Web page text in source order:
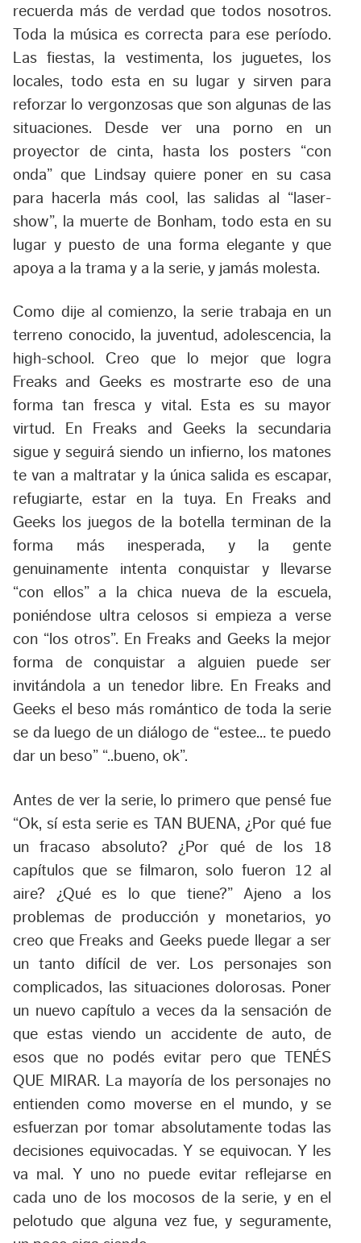
recuerda más de verdad que todos nosotros.
Toda la música es correcta para ese período.
Las fiestas, la vestimenta, los juguetes, los
locales, todo esta en su lugar y sirven para
reforzar lo vergonzosas que son algunas de las
situaciones. Desde ver una porno en un
proyector de cinta, hasta los posters “con
onda” que Lindsay quiere poner en su casa
para hacerla más cool, las salidas al “laser-
show”, la muerte de Bonham, todo esta en su
lugar y puesto de una forma elegante y que
apoya a la trama y a la serie, y jamás molesta.
Como dije al comienzo, la serie trabaja en un
terreno conocido, la juventud, adolescencia, la
high-school. Creo que lo mejor que logra
Freaks and Geeks es mostrarte eso de una
forma tan fresca y vital. Esta es su mayor
virtud. En Freaks and Geeks la secundaria
sigue y seguirá siendo un infierno, los matones
te van a maltratar y la única salida es escapar,
refugiarte, estar en la tuya. En Freaks and
Geeks los juegos de la botella terminan de la
forma más inesperada, y la gente
genuinamente intenta conquistar y llevarse
“con ellos” a la chica nueva de la escuela,
poniéndose ultra celosos si empieza a verse
con “los otros”. En Freaks and Geeks la mejor
forma de conquistar a alguien puede ser
invitándola a un tenedor libre. En Freaks and
Geeks el beso más romántico de toda la serie
se da luego de un diálogo de “estee… te puedo
dar un beso” “..bueno, ok”.
Antes de ver la serie, lo primero que pensé fue
“Ok, sí esta serie es TAN BUENA, ¿Por qué fue
un fracaso absoluto? ¿Por qué de los 18
capítulos que se filmaron, solo fueron 12 al
aire? ¿Qué es lo que tiene?” Ajeno a los
problemas de producción y monetarios, yo
creo que Freaks and Geeks puede llegar a ser
un tanto difícil de ver. Los personajes son
complicados, las situaciones dolorosas. Poner
un nuevo capítulo a veces da la sensación de
que estas viendo un accidente de auto, de
esos que no podés evitar pero que TENÉS
QUE MIRAR. La mayoría de los personajes no
entienden como moverse en el mundo, y se
esfuerzan por tomar absolutamente todas las
decisiones equivocadas. Y se equivocan. Y les
va mal. Y uno no puede evitar reflejarse en
cada uno de los mocosos de la serie, y en el
pelotudo que alguna vez fue, y seguramente,